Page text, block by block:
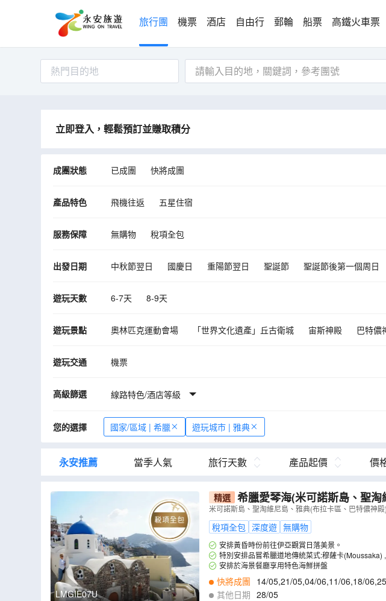
旅行團 機票 酒店 自由行 郵輪 船票 高鐵火車票
熱門目的地
立即登入，輕鬆預訂並賺取積分
成團狀態 已成團 快將成團
產品特色 飛機往返 五星住宿
服務保障 無購物 稅項全包
出發日期 中秋節翌日 國慶日 重陽節翌日 聖誕節 聖誕節後第一個周日
遊玩天數 6-7天 8-9天
遊玩景點 奧林匹克運動會場 「世界文化遺產」丘古衛城 宙斯神殿 巴特儂
遊玩交通 機票
高級篩選 線路特色/酒店等級
您的選擇 國家/區域 | 希臘 遊玩城市 | 雅典
永安推薦 當季人氣 旅行天數 產品起價 價
LMGIE07U
精選 希臘愛琴海(米可諾斯島、聖
海鮮拼盤及品嘗希臘道地傳統菜式:
【稅項全包】（LMGIE07U
米可諾斯島、聖淘維尼島、雅典(布拉卡區、巴特儂神殿)
稅項全包 深度遊 無購物
安排黃昏時份前往伊亞觀賞日落美景。
特別安排品嘗希臘道地傳統菜式:穆薩卡(Moussaka)
安排於海景餐廳享用特色海鮮拼盤
快將成團 14/05,21/05,04/06,11/06,18/06,
其他日期 28/05